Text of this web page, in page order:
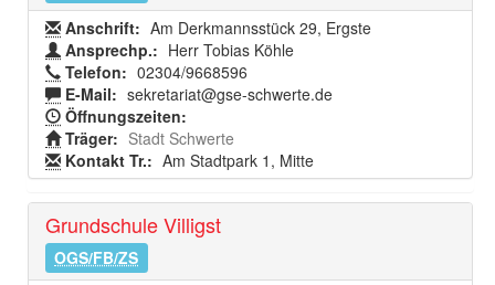
Anschrift: Am Derkmannsstück 29, Ergste
Ansprechp.: Herr Tobias Köhle
Telefon: 02304/9668596
E-Mail: sekretariat@gse-schwerte.de
Öffnungszeiten:
Träger: Stadt Schwerte
Kontakt Tr.: Am Stadtpark 1, Mitte
Grundschule Villigst
OGS/FB/ZS